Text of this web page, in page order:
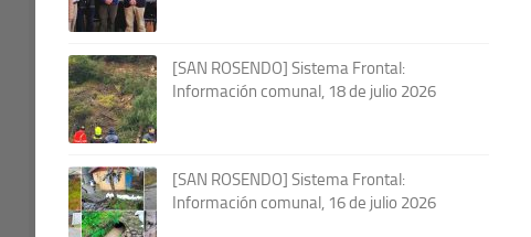
[SAN ROSENDO] Sistema Frontal:
Información comunal, 18 de julio 2026
[SAN ROSENDO] Sistema Frontal:
Información comunal, 16 de julio 2026